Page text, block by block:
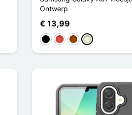
Ontwerp
€ 13,99
ZwartRoodBruinBeige